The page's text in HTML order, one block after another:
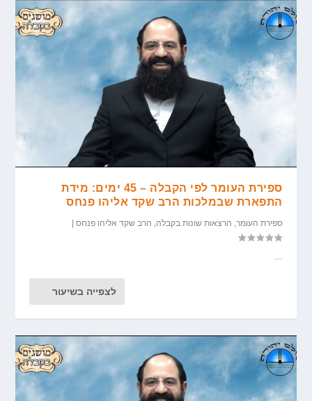
ספירת העומר לפי הקבלה – 45 ימים: מידת
התפארת שבמלכות הרב שקד אליהו פנחס
ספירת העומר, הרצאות שונות בקבלה, הרב שקד אליהו פנחס
...
לצפייה בשיעור